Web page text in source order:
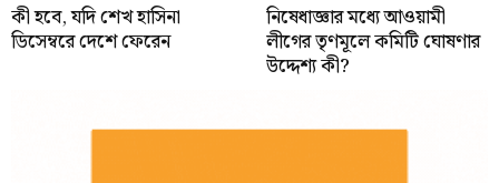
কী হবে, যদি শেখ হাসিনা
ডিসেম্বরে দেশে ফেরেন
নিষেধাজ্ঞার মধ্যে আওয়ামী
লীগের তৃণমূলে কমিটি ঘোষণার
উদ্দেশ্য কী?